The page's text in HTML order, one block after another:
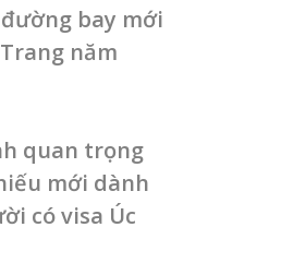
bay mới
năm
quan trọng
mới dành
có visa Úc